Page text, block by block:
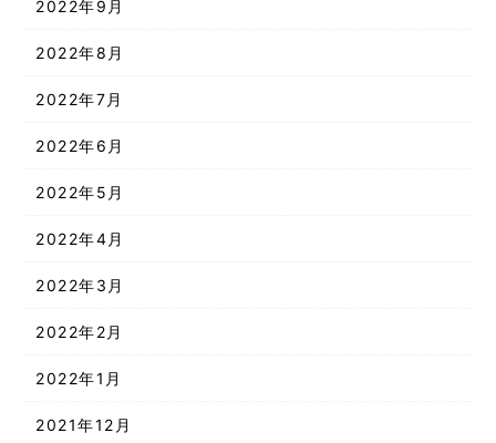
2022年9月
2022年8月
2022年7月
2022年6月
2022年5月
2022年4月
2022年3月
2022年2月
2022年1月
2021年12月